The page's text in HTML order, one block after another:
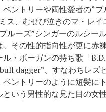
ントリーや両性愛者の“
ス、むせび泣きのマ・レイ
ルーズ”シンガーのルシー
その性的指向性が更に赤
・ボーガンの持ち歌「
dagger”、すなわちレズ
ントリーのように短髪に
という男性的な見た目の女